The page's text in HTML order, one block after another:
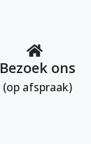
Bezoek ons
(op afspraak)